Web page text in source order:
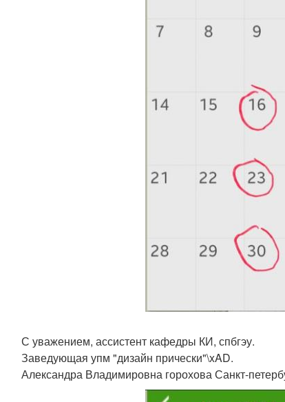
С уважением, ассистент кафедры КИ, спбгэу.
Заведующая упм "дизайн прически"\xAD.
Александра Владимировна горохова Санкт-